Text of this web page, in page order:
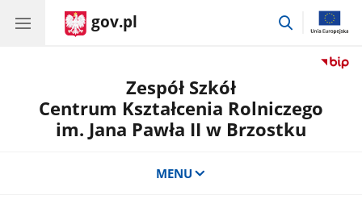
gov.pl
przejdź
Zespół Szkół
Centrum Kształcenia Rolniczego
im. Jana Pawła II w Brzostku
MENU